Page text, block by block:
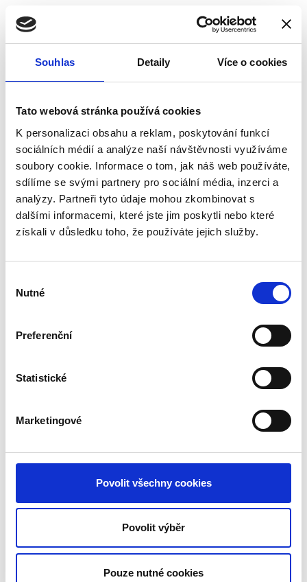
Souhlas Detaily Více o cookies
Tato webová stránka používá cookies
K personalizaci obsahu a reklam, poskytování funkcí
sociálních médií a analýze naší návštěvnosti využíváme
soubory cookie. Informace o tom, jak náš web používáte,
sdílíme se svými partnery pro sociální média, inzerci a
analýzy. Partneři tyto údaje mohou zkombinovat s
dalšími informacemi, které jste jim poskytli nebo které
získali v důsledku toho, že používáte jejich služby.
souhlasu
Nutné
Preferenční
Statistické
Marketingové
Povolit všechny cookies
Povolit výběr
Pouze nutné cookies
Cookiebot:
Nutné (3)
použitelná tak, že umožní základní funkce jako
navigace stránky a přístup k zabezpečeným sekcím
webové stránky. Webová stránka nemůže správně
fungovat bez těchto cookies.
Jméno PoskytovatelÚčel
Maximální
doba
skladování
rc::a
on the use of their
Trvalé
rc::c Google
This cookie is used
between humans
and bots.
Relace